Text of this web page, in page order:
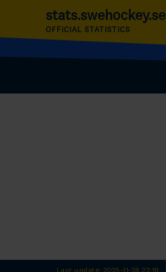
stats.swehockey.se
OFFICIAL STATISTICS
Last update: 2025-11-28 22:19